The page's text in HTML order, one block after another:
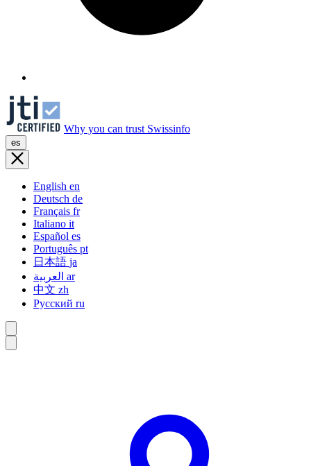
Why you can trust Swissinfo
es
English en
Deutsch de
Français fr
Italiano it
Español es
Português pt
日本語 ja
ar
中文 zh
Русский ru